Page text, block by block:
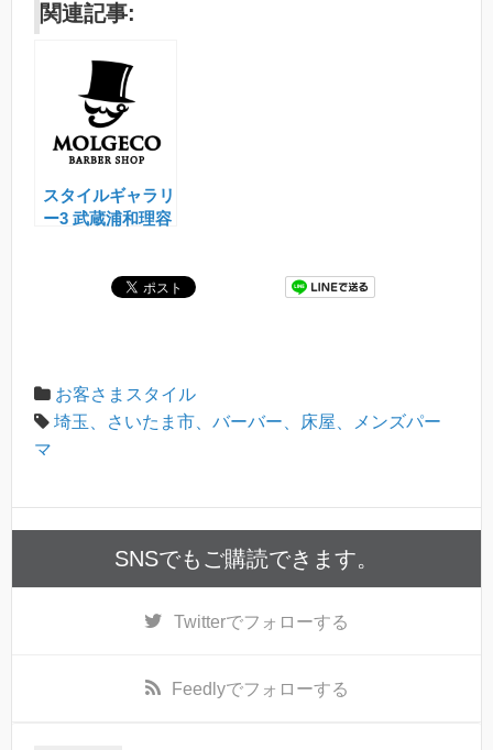
関連記事:
スタイルギャラリ
ー3 武蔵浦和理容
お客さまスタイル
埼玉、さいたま市、バーバー、床屋、メンズパー
マ
SNSでもご購読できます。
Twitterでフォローする
Feedlyでフォローする